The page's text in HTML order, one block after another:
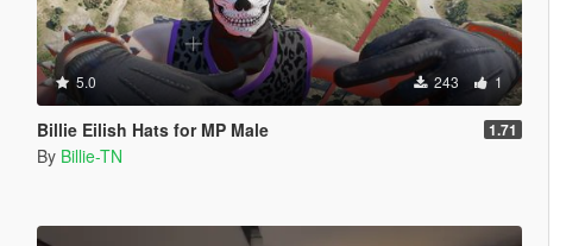
5.0 243 1
Billie Eilish Hats for MP Male 1.71
By Billie-TN